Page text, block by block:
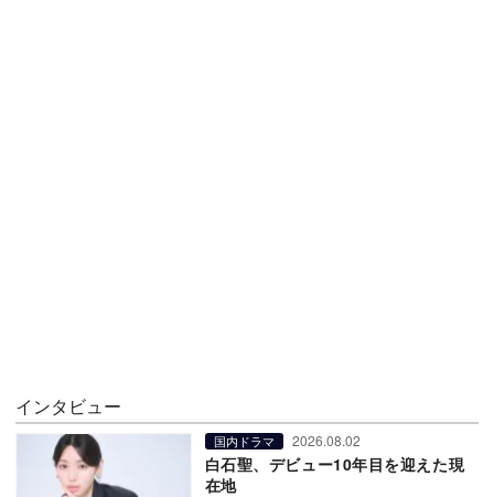
インタビュー
国内ドラマ 2026.08.02
白石聖、デビュー10年目を迎えた現
在地